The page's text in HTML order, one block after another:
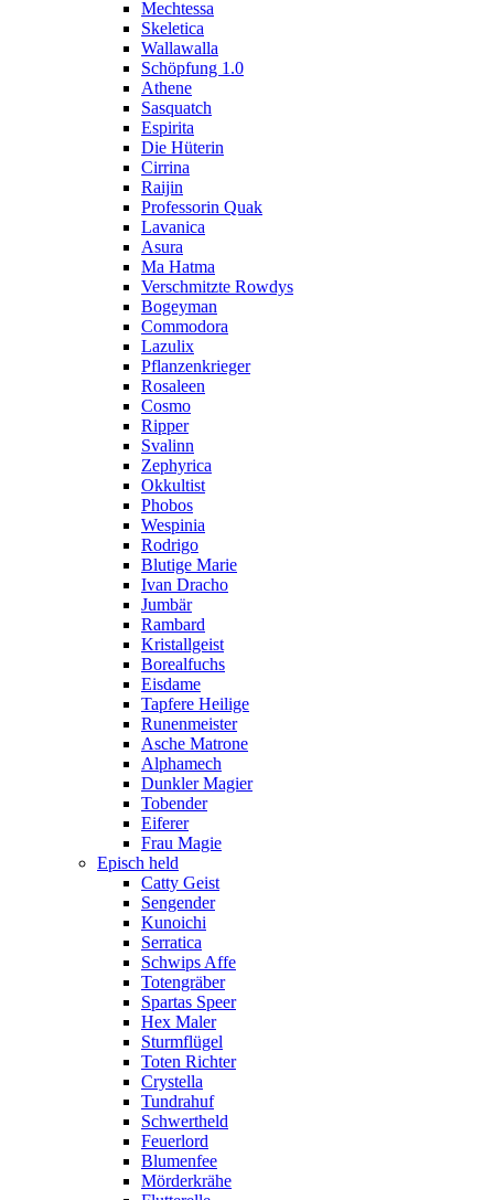
Mechtessa
Skeletica
Wallawalla
Schöpfung 1.0
Athene
Sasquatch
Espirita
Die Hüterin
Cirrina
Raijin
Professorin Quak
Lavanica
Asura
Ma Hatma
Verschmitzte Rowdys
Bogeyman
Commodora
Lazulix
Pflanzenkrieger
Rosaleen
Cosmo
Ripper
Svalinn
Zephyrica
Okkultist
Phobos
Wespinia
Rodrigo
Blutige Marie
Ivan Dracho
Jumbär
Rambard
Kristallgeist
Borealfuchs
Eisdame
Tapfere Heilige
Runenmeister
Asche Matrone
Alphamech
Dunkler Magier
Tobender
Eiferer
Frau Magie
Episch held
Catty Geist
Sengender
Kunoichi
Serratica
Schwips Affe
Totengräber
Spartas Speer
Hex Maler
Sturmflügel
Toten Richter
Crystella
Tundrahuf
Schwertheld
Feuerlord
Blumenfee
Mörderkrähe